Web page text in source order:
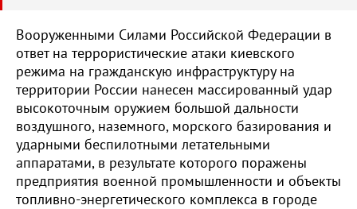
Вооруженными Силами Российской Федерации в
ответ на террористические атаки киевского
режима на гражданскую инфраструктуру на
территории России нанесен массированный удар
высокоточным оружием большой дальности
воздушного, наземного, морского базирования и
ударными беспилотными летательными
аппаратами, в результате которого поражены
предприятия военной промышленности и объекты
топливно-энергетического комплекса в городе